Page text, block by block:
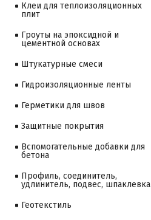
Клеи для теплоизоляционных
плит
Гроуты на эпоксидной и
цементной основах
Штукатурные смеси
Гидроизоляционные ленты
Герметики для швов
Защитные покрытия
Вспомогательные добавки для
бетона
Профиль, соединитель,
удлинитель, подвес, шпаклевка
Геотекстиль